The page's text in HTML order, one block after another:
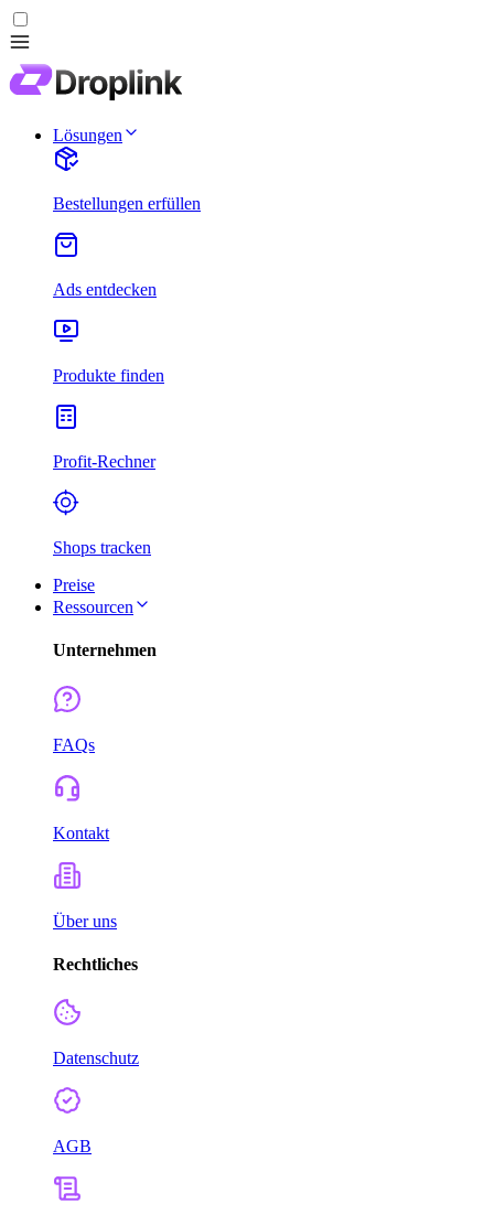
Lösungen
Bestellungen erfüllen
Ads entdecken
Produkte finden
Profit-Rechner
Shops tracken
Preise
Ressourcen
Unternehmen
FAQs
Kontakt
Über uns
Rechtliches
Datenschutz
AGB